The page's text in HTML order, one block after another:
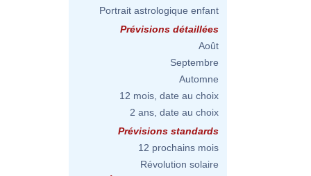
Portrait astrologique enfant
Prévisions détaillées
Août
Septembre
Automne
12 mois, date au choix
2 ans, date au choix
Prévisions standards
12 prochains mois
Révolution solaire